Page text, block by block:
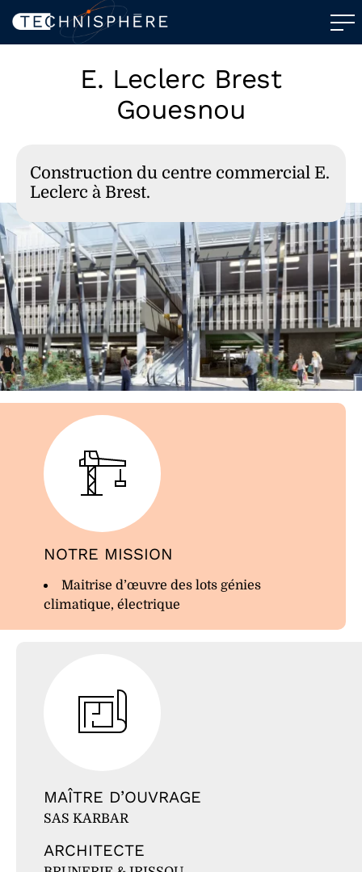
E. Leclerc Brest
Gouesnou
Construction du centre commercial E.
Leclerc à Brest.
NOTRE MISSION
Maitrise d’œuvre des lots génies
climatique, électrique
MAÎTRE D’OUVRAGE
SAS KARBAR
ARCHITECTE